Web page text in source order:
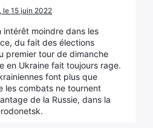
le 15 juin 2022
intérêt moindre dans les
du fait des élections
premier tour de dimanche
en Ukraine fait toujours rage.
font plus que
les combats ne tournent
de la Russie, dans la